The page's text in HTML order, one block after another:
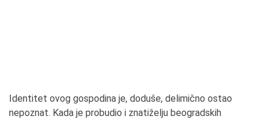
Identitet ovog gospodina je, doduše, delimično ostao
nepoznat. Kada je probudio i znatiželju beogradskih